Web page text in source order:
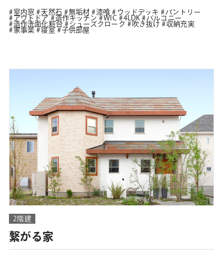
室内窓 天然石 無垢材 漆喰 ウッドデッキ
パントリー
アウトドア
造作キッチン WIC 4LDK
バルコニー
造作洗面化粧台
シューズクローク 吹き抜け
収納充実
家事楽
寝室 子供部屋
2階建
繋がる家